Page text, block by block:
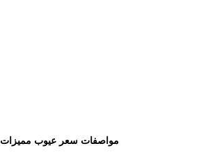
مواصفات سعر عيوب مميزات